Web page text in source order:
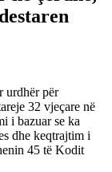
urdhër për
32 vjeçare në
i bazuar se ka
dhe keqtrajtim i
45 të Kodit